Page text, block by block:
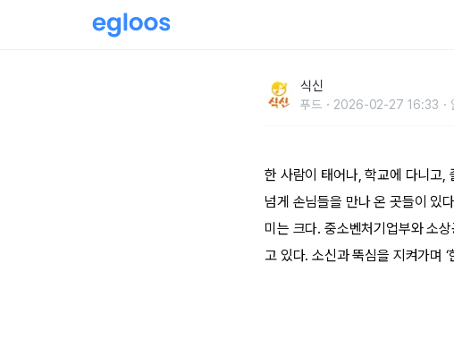
식신
푸드 2026-02-27 16:33
한 사람이 태어나, 학교에 다니고
넘게 손님들을 만나 온 곳들이 있
미는 크다. 중소벤처기업부와 소
고 있다. 소신과 뚝심을 지켜가며